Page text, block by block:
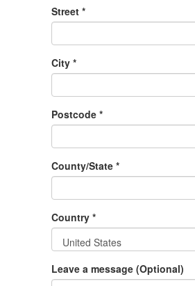
Street *
City *
Postcode *
County/State *
Country *
United States
Leave a message (Optional)